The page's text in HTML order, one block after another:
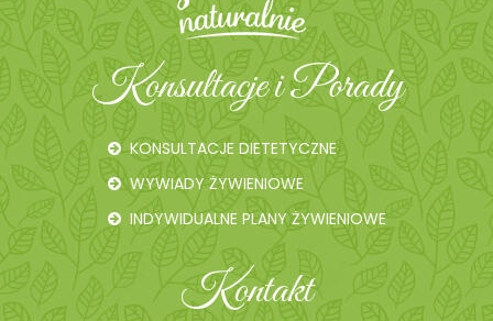
Konsultacje i Porady
KONSULTACJE DIETETYCZNE
WYWIADY ŻYWIENIOWE
INDYWIDUALNE PLANY ŻYWIENIOWE
Kontakt